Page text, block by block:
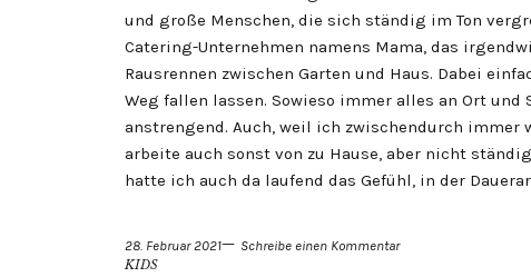
und große Menschen, die sich ständig im Ton
Catering-Unternehmen namens Mama, das
Rausrennen zwischen Garten und Haus. Dabei
Weg fallen lassen. Sowieso immer alles an Ort und
anstrengend. Auch, weil ich zwischendurch immer
arbeite auch sonst von zu Hause, aber nicht
hatte ich auch da laufend das Gefühl, in der
28. Februar 2021 Schreibe einen Kommentar
KIDS